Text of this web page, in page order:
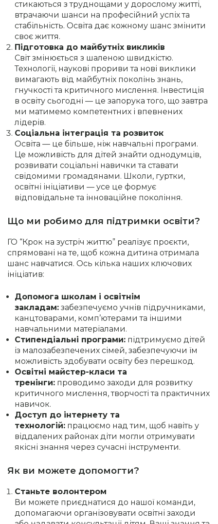
стикаються з труднощами у дорослому житті,
втрачаючи шанси на професійний успіх та
стабільність. Освіта дає кожному шанс змінити
своє життя.
Підготовка до майбутніх викликів
Світ змінюється з шаленою швидкістю.
Технології, наукові прориви та нові виклики
вимагають від майбутніх поколінь знань,
гнучкості та критичного мислення. Інвестиція
в освіту сьогодні — це запорука того, що завтра
ми матимемо компетентних і впевнених
лідерів.
Соціальна інтеграція та розвиток
Освіта — це більше, ніж навчальні програми.
Це можливість для дітей знайти однодумців,
розвивати соціальні навички та ставати
свідомими громадянами. Школи, гуртки,
освітні ініціативи — усе це формує
відповідальне та інноваційне покоління.
Що ми робимо для підтримки освіти?
ГО “Крок на зустріч життю” реалізує проєкти,
спрямовані на те, щоб кожна дитина отримала
шанс навчатися. Ось кілька наших ключових
ініціатив:
Допомога школам і освітнім
закладам: забезпечуємо учнів підручниками,
канцтоварами, комп’ютерами та іншими
навчальними матеріалами.
Стипендіальні програми: підтримуємо дітей
із малозабезпечених сімей, забезпечуючи їм
можливість здобувати освіту без перешкод.
Освітні майстер-класи та
тренінги: проводимо заходи для розвитку
критичного мислення, творчості та практичних
навичок.
Доступ до інтернету та
технологій: працюємо над тим, щоб навіть у
віддалених районах діти могли отримувати
якісні знання через сучасні інструменти.
Як ви можете допомогти?
Станьте волонтером
Ви можете приєднатися до нашої команди,
допомагаючи організовувати освітні заходи